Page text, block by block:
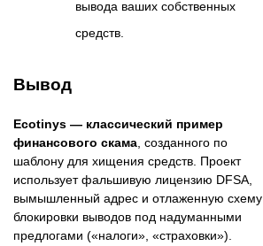
вывода ваших собственных
средств.
Вывод
Ecotinys — классический пример
финансового скама , созданного по
шаблону для хищения средств. Проект
использует фальшивую лицензию DFSA,
вымышленный адрес и отлаженную схему
блокировки выводов под надуманными
предлогами («налоги», «страховки»).